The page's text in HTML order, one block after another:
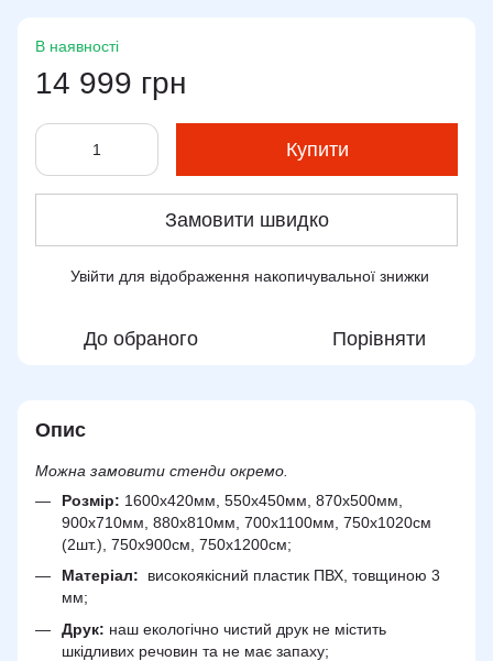
В наявності
14 999 грн
Купити
Замовити швидко
Увійти для відображення накопичувальної знижки
До обраного Порівняти
Опис
Можна замовити стенди окремо.
Розмір: 1600х420мм, 550х450мм, 870х500мм,
900х710мм, 880х810мм, 700х1100мм, 750х1020см
(2шт.), 750х900см, 750х1200см;
Матеріал:
високоякісний пластик ПВХ, товщиною 3
мм;
Друк: наш екологічно чистий друк не містить
шкідливих речовин та не має запаху;